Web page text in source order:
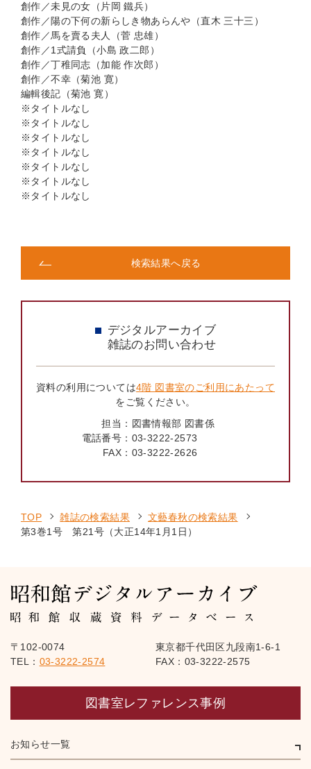
創作／未見の女（片岡 鐵兵）
創作／陽の下何の新らしき物あらんや（直木 三十三）
創作／馬を賣る夫人（菅 忠雄）
創作／1式請負（小島 政二郎）
創作／丁稚同志（加能 作次郎）
創作／不幸（菊池 寛）
編輯後記（菊池 寛）
※タイトルなし
※タイトルなし
※タイトルなし
※タイトルなし
※タイトルなし
※タイトルなし
※タイトルなし
検索結果へ戻る
デジタルアーカイブ
雑誌のお問い合わせ
資料の利用については4階 図書室のご利用にあたって
をご覧ください。
担当： 図書情報部 図書係
電話番号： 03-3222-2573
FAX： 03-3222-2626
TOP 雑誌の検索結果
文藝春秋の検索結果
第3巻1号 第21号（大正14年1月1日）
〒102-0074
東京都千代田区九段南1-6-1
TEL： 03-3222-2574 FAX：03-3222-2575
図書室レファレンス事例
お知らせ一覧